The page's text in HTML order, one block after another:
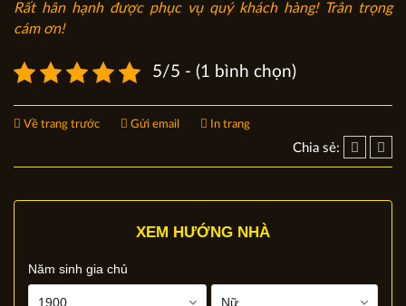
Rất hân hạnh được phục vụ quý khách hàng! Trân trọng
cám ơn!
5/5 - (1 bình chọn)
Về trang trước Gửi email In trang
Chia sẻ:
XEM HƯỚNG NHÀ
Năm sinh gia chủ